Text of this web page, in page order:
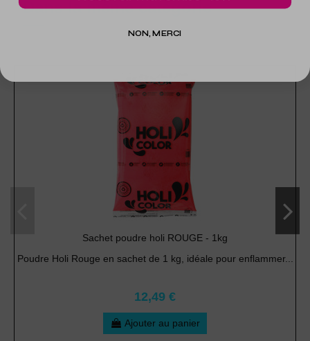
Dans la même catégorie
Sachet poudre holi ROUGE - 1kg
Poudre Holi Rouge en sachet de 1 kg, idéale pour enflammer...
12,49 €
Ajouter au panier
NON, MERCI